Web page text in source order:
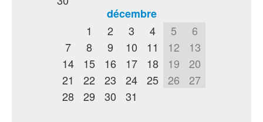
décembre
1
2 3 4 5
6
7
8 9 10 11 12
13
14
15 16 17 18 19
20
21
22 23 24 25 26
27
28
29 30 31